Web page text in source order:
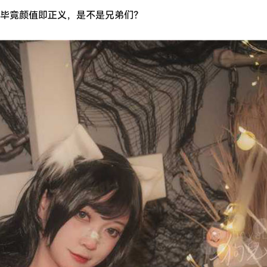
竟颜值即正义，是不是兄弟们？